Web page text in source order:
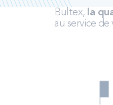
Bultex, la
au service